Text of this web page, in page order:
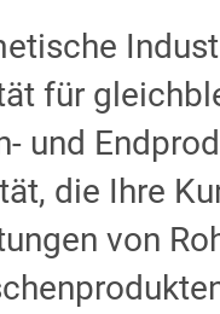
für
und
die Ihre
von